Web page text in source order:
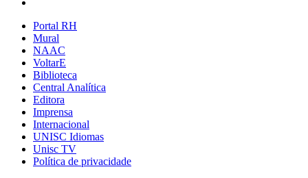
Portal RH
Mural
NAAC
VoltarE
Biblioteca
Central Analítica
Editora
Imprensa
Internacional
UNISC Idiomas
Unisc TV
Política de privacidade